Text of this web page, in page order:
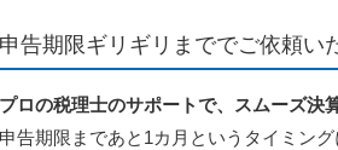
申告期限ギリギリまででご依頼い
プロの税理士のサポートで、スムーズ決
申告期限まであと1カ月というタイミング